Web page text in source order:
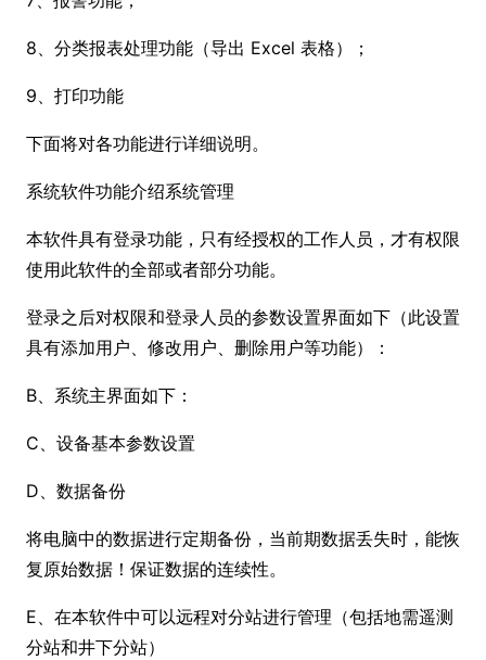
8、分类报表处理功能（导出 Excel 表格）；
9、打印功能
下面将对各功能进行详细说明。
系统软件功能介绍系统管理
本软件具有登录功能，只有经授权的工作人员，才有权限
使用此软件的全部或者部分功能。
登录之后对权限和登录人员的参数设置界面如下（此设置
具有添加用户、修改用户、删除用户等功能）：
B、系统主界面如下：
C、设备基本参数设置
D、数据备份
将电脑中的数据进行定期备份，当前期数据丢失时，能恢
复原始数据！保证数据的连续性。
E、在本软件中可以远程对分站进行管理（包括地需遥测
分站和井下分站）